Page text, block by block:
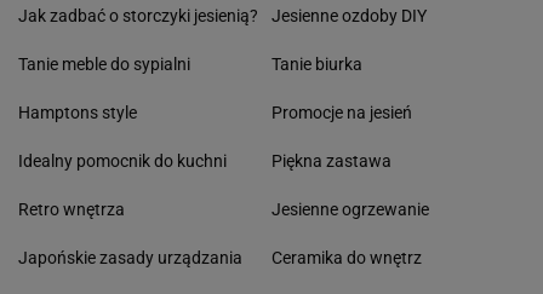
Jak zadbać o storczyki jesienią?
Tanie meble do sypialni
Hamptons style
Idealny pomocnik do kuchni
Retro wnętrza
Japońskie zasady urządzania
Jesienne ozdoby DIY
Tanie biurka
Promocje na jesień
Piękna zastawa
Jesienne ogrzewanie
Ceramika do wnętrz